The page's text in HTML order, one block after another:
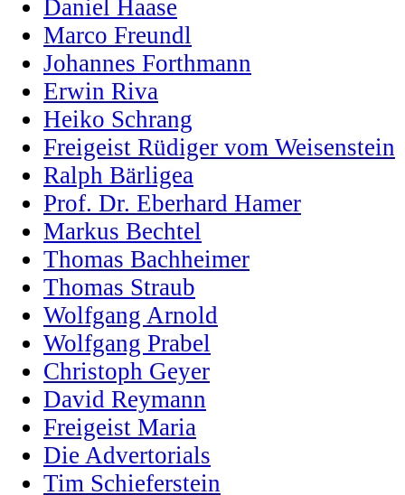
Daniel Haase
Marco Freundl
Johannes Forthmann
Erwin Riva
Heiko Schrang
Freigeist Rüdiger vom Weisenstein
Ralph Bärligea
Prof. Dr. Eberhard Hamer
Markus Bechtel
Thomas Bachheimer
Thomas Straub
Wolfgang Arnold
Wolfgang Prabel
Christoph Geyer
David Reymann
Freigeist Maria
Die Advertorials
Tim Schieferstein